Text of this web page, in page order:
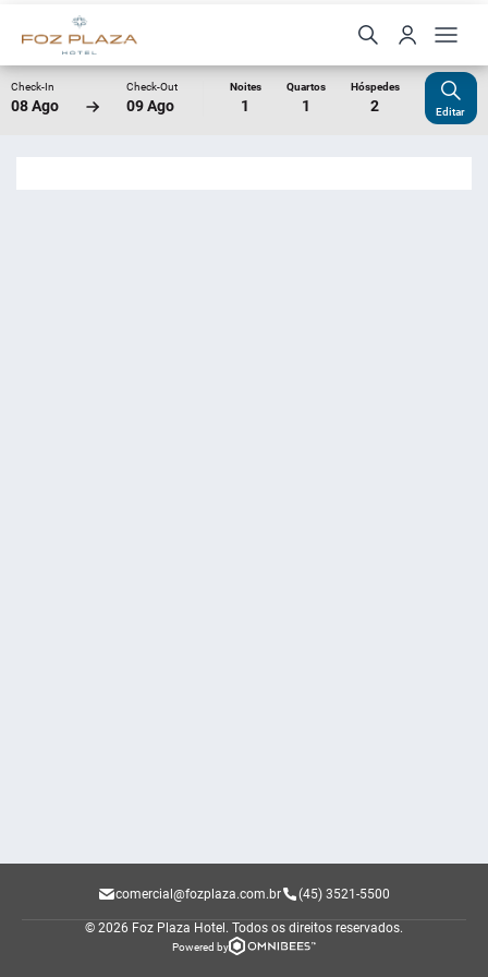
Check-In
08 Ago
Check-Out
09 Ago
Noites
1
Quartos
1
Hóspedes
2 Editar
comercial@fozplaza.com.br (45) 3521-5500
© 2026 Foz Plaza Hotel. Todos os direitos reservados.
Powered by